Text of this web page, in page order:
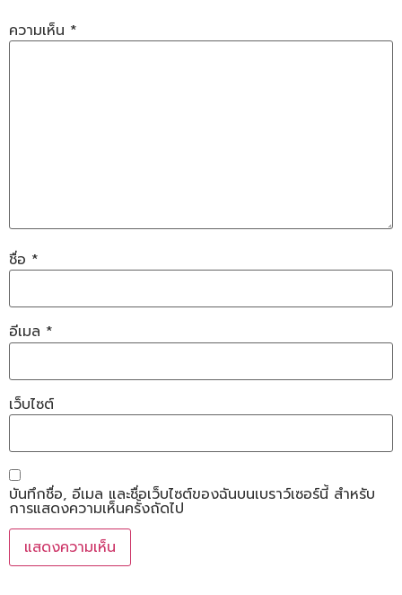
ความเห็น *
ชื่อ *
อีเมล *
เว็บไซต์
บันทึกชื่อ, อีเมล และชื่อเว็บไซต์ของฉันบนเบราว์เซอร์นี้ สำหรับ
การแสดงความเห็นครั้งถัดไป